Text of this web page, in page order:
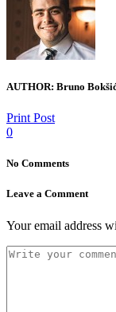
AUTHOR: Bruno
Print Post
0
No Comments
Leave a Comment
Your email address